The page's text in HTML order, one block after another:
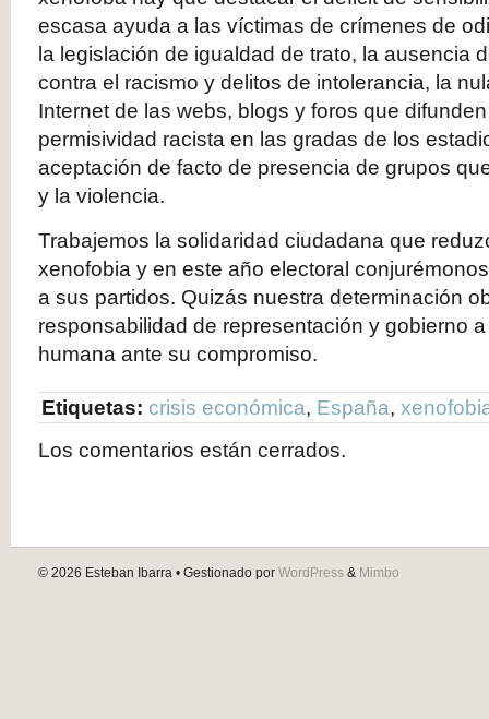
escasa ayuda a las víctimas de crímenes de
la legislación de igualdad de trato, la ausencia
contra el racismo y delitos de intolerancia, la
Internet de las webs, blogs y foros que
permisividad racista en las gradas de los
aceptación de facto de presencia de grupos
y la violencia.
Trabajemos la solidaridad ciudadana que
xenofobia y en este año electoral
a sus partidos. Quizás nuestra determinación
responsabilidad de representación y gobierno
humana ante su compromiso.
Etiquetas: crisis económica, España,
Los comentarios están cerrados.
© 2026 Esteban Ibarra • Gestionado por WordPress & Mimbo